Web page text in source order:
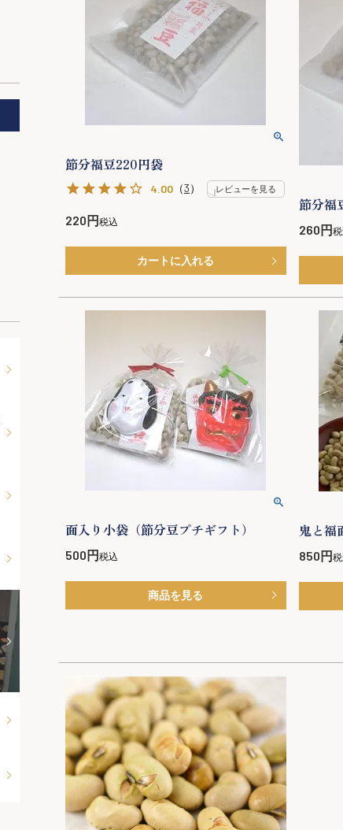
節分福豆220円袋
4.00 （3） レビューを見る
220 税込
カートに入れる
節分福
260
面入り小袋（節分豆プチギフト）
500 税込
商品を見る
鬼と福
850